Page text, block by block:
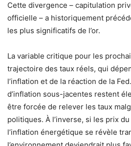
Cette divergence – capitulation
officielle – a historiquement
les plus significatifs de l’or.
La variable critique pour les
trajectoire des taux réels, qui
l’inflation et de la réaction de la
d’inflation sous-jacentes restent
être forcée de relever les taux
politiques. À l’inverse, si les prix
l’inflation énergétique se révèle